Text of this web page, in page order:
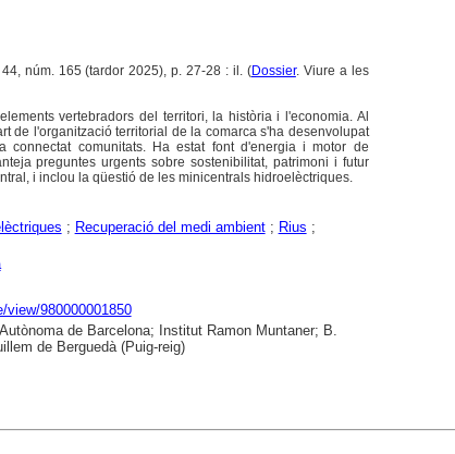
44, núm. 165 (tardor 2025), p. 27-28 : il. (Dossier. Viure a les
vertebradors del territori, la història i l'economia. Al
de l'organització territorial de la comarca s'ha desenvolupat
comunitats. Ha estat font d'energia i motor de
preguntes urgents sobre sostenibilitat, patrimoni i futur
i inclou la qüestió de les minicentrals hidroelèctriques.
; Recuperació del medi ambient; Rius ;
980000001850
de Barcelona; Institut Ramon Muntaner; B.
de Berguedà (Puig-reig)